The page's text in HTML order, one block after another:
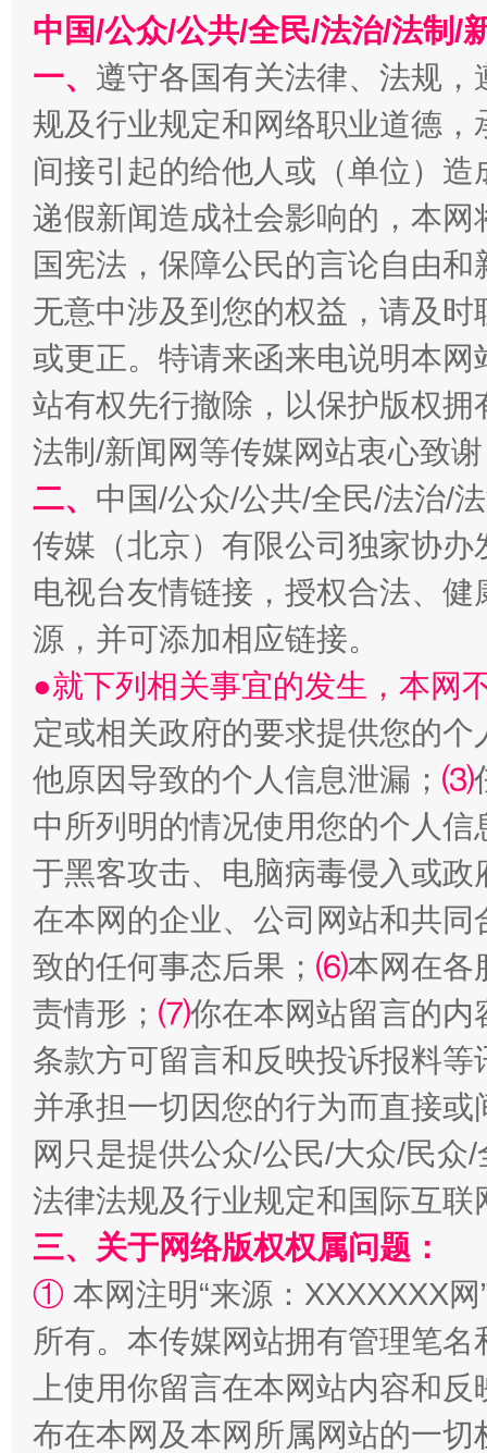
受贿1.44亿！段成刚被判无期 从幼
全民健身五年计划来了！等你上场
阿坝州三大球赛在茂县开幕 规模
国家大学科技园优化重塑工作
扯下公款旅游的“隐身衣” 如何以
中国/公众/公共/全民/法治/法制/
一、 遵守各国有关法律、法规
规及行业规定和网络职业道德
间接引起的给他人或（单位）
递假新闻造成社会影响的，本
国宪法，保障公民的言论自由
无意中涉及到您的权益，请及
或更正。特请来函来电说明本
站有权先行撤除，以保护版权
法制/新闻网等传媒网站衷心致
二、 中国/公众/公共/全民/法治/
传媒（北京）有限公司独家协
电视台友情链接，授权合法、
源，并可添加相应链接。
●就下列相关事宜的发生，本网
定或相关政府的要求提供您的个
他原因导致的个人信息泄漏； ⑶
中所列明的情况使用您的个人
于黑客攻击、电脑病毒侵入或
在本网的企业、公司网站和共
致的任何事态后果； ⑹本网在各
责情形； ⑺你在本网站留言的内
条款方可留言和反映投诉报料
并承担一切因您的行为而直接
网只是提供公众/公民/大众/民
法律法规及行业规定和国际互
三、关于网络版权权属问题：
① 本网注明“来源：XXXXXXX
所有。本传媒网站拥有管理笔
上使用你留言在本网站内容和
布在本网及本网所属网站的一